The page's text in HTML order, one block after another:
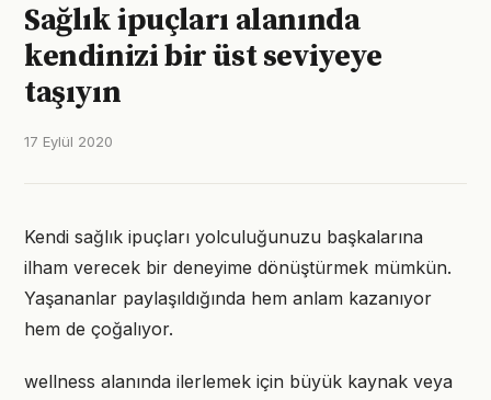
Sağlık ipuçları alanında
kendinizi bir üst seviyeye
taşıyın
17 Eylül 2020
Kendi sağlık ipuçları yolculuğunuzu başkalarına
ilham verecek bir deneyime dönüştürmek mümkün.
Yaşananlar paylaşıldığında hem anlam kazanıyor
hem de çoğalıyor.
wellness alanında ilerlemek için büyük kaynak veya